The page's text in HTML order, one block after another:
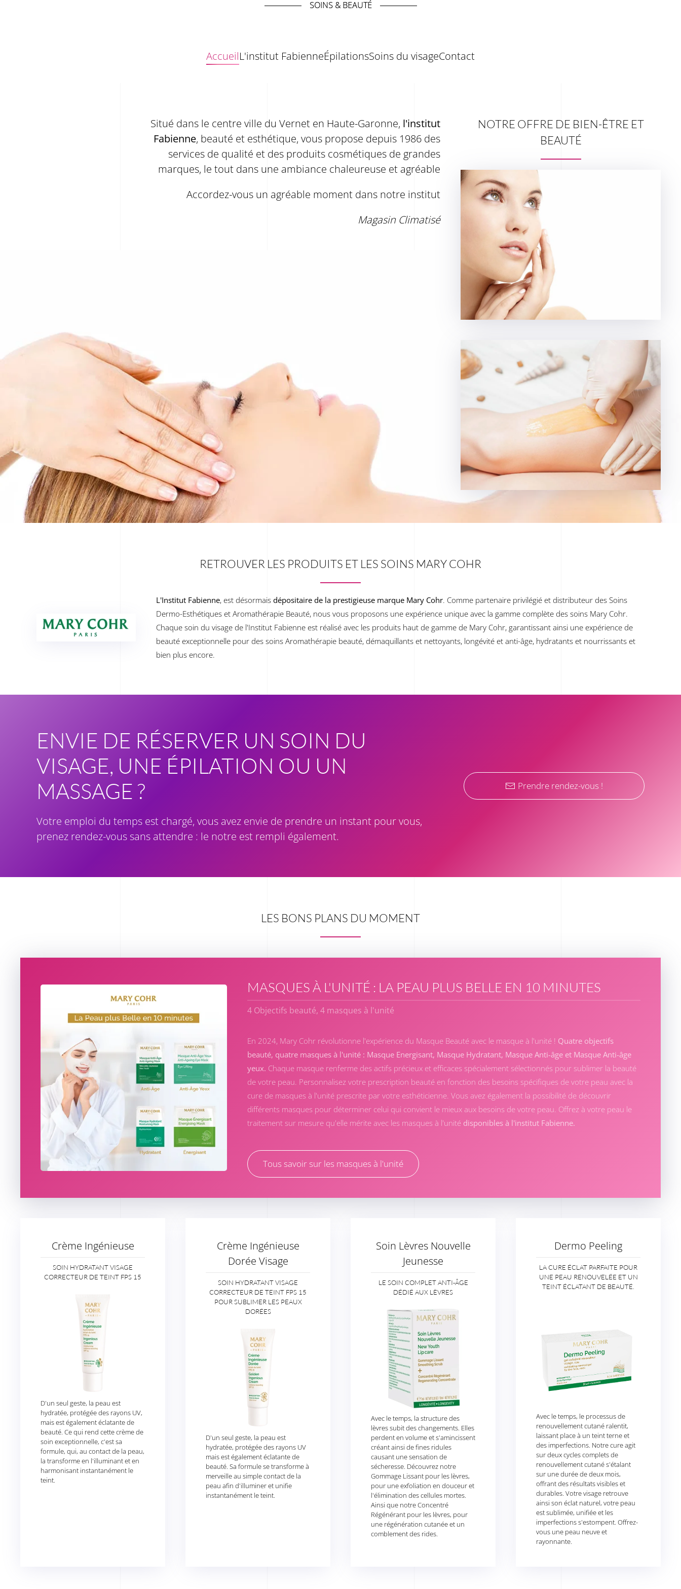
AccueilL'institut FabienneÉpilationsSoins du visageContact
Situé dans le centre ville du Vernet en Haute-Garonne, l'institut
Fabienne, beauté et esthétique, vous propose depuis 1986 des
services de qualité et des produits cosmétiques de grandes
marques, le tout dans une ambiance chaleureuse et agréable
Accordez-vous un agréable moment dans notre institut
Magasin Climatisé
NOTRE OFFRE DE BIEN-ÊTRE ET
BEAUTÉ
RETROUVER LES PRODUITS ET LES SOINS MARY COHR
L'Institut Fabienne, est désormais dépositaire de la prestigieuse marque Mary Cohr. Comme partenaire privilégié et distributeur des Soins
Dermo-Esthétiques et Aromathérapie Beauté, nous vous proposons une expérience unique avec la gamme complète des soins Mary Cohr.
Chaque soin du visage de l'Institut Fabienne est réalisé avec les produits haut de gamme de Mary Cohr, garantissant ainsi une expérience de
beauté exceptionnelle pour des soins Aromathérapie beauté, démaquillants et nettoyants, longévité et anti-âge, hydratants et nourrissants et
bien plus encore.
ENVIE DE RÉSERVER UN SOIN DU
VISAGE, UNE ÉPILATION OU UN
MASSAGE ?
Votre emploi du temps est chargé, vous avez envie de prendre un instant pour vous,
prenez rendez-vous sans attendre : le notre est rempli également.
Prendre rendez-vous !
LES BONS PLANS DU MOMENT
MASQUES À L'UNITÉ : LA PEAU PLUS BELLE EN 10 MINUTES
4 Objectifs beauté, 4 masques à l'unité
En 2024, Mary Cohr révolutionne l'expérience du Masque Beauté avec le masque à l'unité ! Quatre objectifs
beauté, quatre masques à l'unité : Masque Energisant, Masque Hydratant, Masque Anti-âge et Masque Anti-âge
yeux. Chaque masque renferme des actifs précieux et efficaces spécialement sélectionnés pour sublimer la beauté
de votre peau. Personnalisez votre prescription beauté en fonction des besoins spécifiques de votre peau avec la
cure de masques à l'unité prescrite par votre esthéticienne. Vous avez également la possibilité de découvrir
différents masques pour déterminer celui qui convient le mieux aux besoins de votre peau. Offrez à votre peau le
traitement sur mesure qu'elle mérite avec les masques à l'unité disponibles à l'institut Fabienne.
Tous savoir sur les masques à l'unité
Crème Ingénieuse
SOIN HYDRATANT VISAGE
CORRECTEUR DE TEINT FPS 15
D'un seul geste, la peau est
hydratée, protégée des rayons UV,
mais est également éclatante de
beauté. Ce qui rend cette crème de
soin exceptionnelle, c'est sa
formule, qui, au contact de la peau,
la transforme en l'illuminant et en
harmonisant instantanément le
teint.
Crème Ingénieuse
Dorée Visage
SOIN HYDRATANT VISAGE
CORRECTEUR DE TEINT FPS 15
POUR SUBLIMER LES PEAUX
DORÉES
D'un seul geste, la peau est
hydratée, protégée des rayons UV
mais est également éclatante de
beauté. Sa formule se transforme à
merveille au simple contact de la
peau afin d'illuminer et unifie
instantanément le teint.
Soin Lèvres Nouvelle
Jeunesse
LE SOIN COMPLET ANTI-ÂGE
DÉDIÉ AUX LÈVRES
Avec le temps, la structure des
lèvres subit des changements. Elles
perdent en volume et s'amincissent
créant ainsi de fines ridules
causant une sensation de
sécheresse. Découvrez notre
Gommage Lissant pour les lèvres,
pour une exfoliation en douceur et
l'élimination des cellules mortes.
Ainsi que notre Concentré
Régénérant pour les lèvres, pour
une régénération cutanée et un
comblement des rides.
Dermo Peeling
LA CURE ÉCLAT PARFAITE POUR
UNE PEAU RENOUVELÉE ET UN
TEINT ÉCLATANT DE BEAUTÉ.
Avec le temps, le processus de
renouvellement cutané ralentit,
laissant place à un teint terne et
des imperfections. Notre cure agit
sur deux cycles complets de
renouvellement cutané s'étalant
sur une durée de deux mois,
offrant des résultats visibles et
durables. Votre visage retrouve
ainsi son éclat naturel, votre peau
est sublimée, unifiée et les
imperfections s'estompent. Offrez-
vous une peau neuve et
rayonnante.